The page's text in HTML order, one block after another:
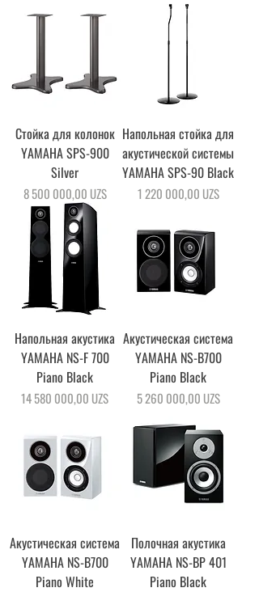
Стойка для колонок
YAMAHA SPS-900
Silver
Цена
8 500 000,00 UZS
Напольная стойка для
акустической системы
YAMAHA SPS-90 Black
Цена
1 220 000,00 UZS
Напольная акустика
YAMAHA NS-F 700
Piano Black
Цена
14 580 000,00 UZS
Акустическая система
YAMAHA NS-B700
Piano Black
Цена
5 260 000,00 UZS
Акустическая система
YAMAHA NS-B700
Piano White
Полочная акустика
YAMAHA NS-BP 401
Piano Black